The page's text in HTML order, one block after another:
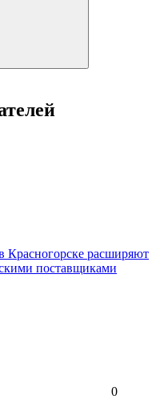
расширяют
поставщиками
0